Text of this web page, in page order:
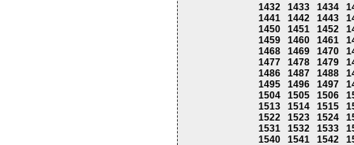
1432
1433 1434
1441
1442 1443
1450
1451 1452
1459
1460 1461
1468
1469 1470
1477
1478 1479
1486
1487 1488
1495
1496 1497
1504
1505 1506
1513
1514 1515
1522
1523 1524
1531
1532 1533
1540
1541 1542